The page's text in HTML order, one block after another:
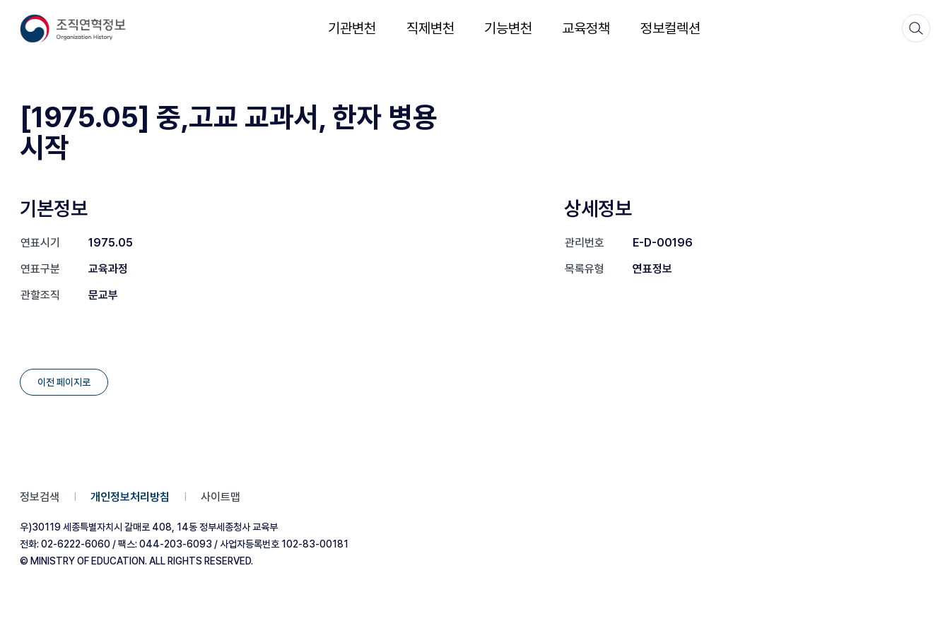
기관변천 직제변천 기능변천 교육정책 정보컬렉션
[1975.05] 중,고교 교과서, 한자 병용
시작
기본정보
연표시기
1975.05
연표구분
교육과정
관할조직
문교부
상세정보
관리번호
E-D-00196
목록유형
연표정보
이전 페이지로
정보검색 개인정보처리방침 사이트맵
우)30119 세종특별자치시 갈매로 408, 14동 정부세종청사 교육부
전화: 02-6222-6060 / 팩스: 044-203-6093 / 사업자등록번호 102-83-00181
© MINISTRY OF EDUCATION. ALL RIGHTS RESERVED.